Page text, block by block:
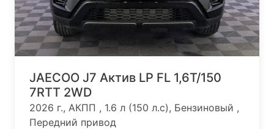
JAECOO J7 Актив LP FL 1,6T/150
7RTT 2WD
2026 г., АКПП , 1.6 л (150 л.с), Бензиновый ,
Передний привод